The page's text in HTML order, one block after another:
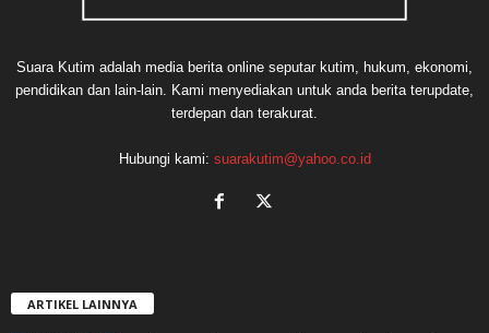
Suara Kutim adalah media berita online seputar kutim, hukum, ekonomi,
pendidikan dan lain-lain. Kami menyediakan untuk anda berita terupdate,
terdepan dan terakurat.
Hubungi kami: suarakutim@yahoo.co.id
ARTIKEL LAINNYA